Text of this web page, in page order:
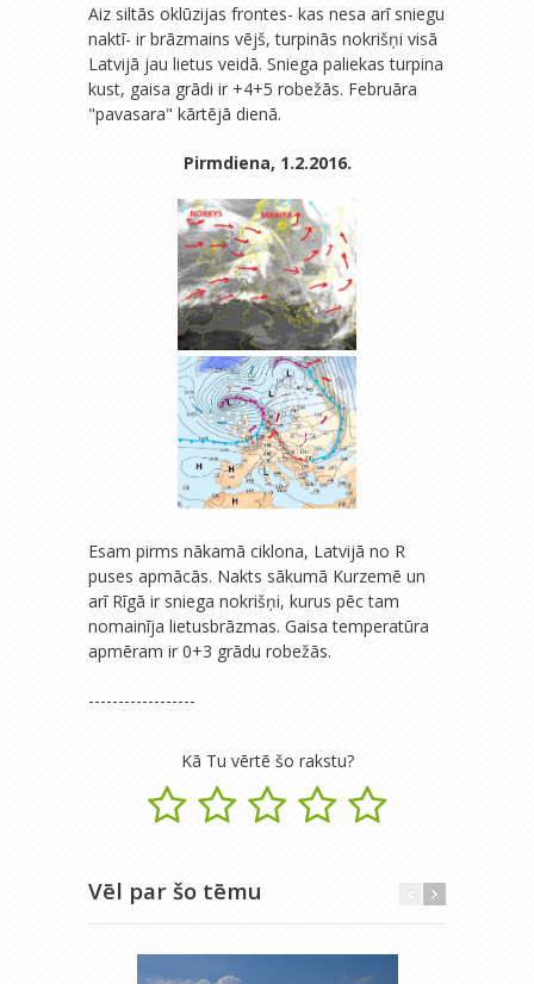
Aiz siltās oklūzijas frontes- kas nesa arī sniegu
naktī- ir brāzmains vējš, turpinās nokrišņi visā
Latvijā jau lietus veidā. Sniega paliekas turpina
kust, gaisa grādi ir +4+5 robežās. Februāra
"pavasara" kārtējā dienā.
Pirmdiena, 1.2.2016.
Esam pirms nākamā ciklona, Latvijā no R
puses apmācās. Nakts sākumā Kurzemē un
arī Rīgā ir sniega nokrišņi, kurus pēc tam
nomainīja lietusbrāzmas. Gaisa temperatūra
apmēram ir 0+3 grādu robežās.
------------------
Kā Tu vērtē šo rakstu?
Vēl par šo tēmu